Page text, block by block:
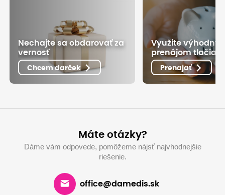
Nechajte sa obdarovať za
vernosť
Chcem darček
Využite výhodný
prenájom
Prenajať
Máte otázky?
Dáme vám odpovede, pomôžeme nájsť najvhodnejšie
riešenie.
office@damedis.sk